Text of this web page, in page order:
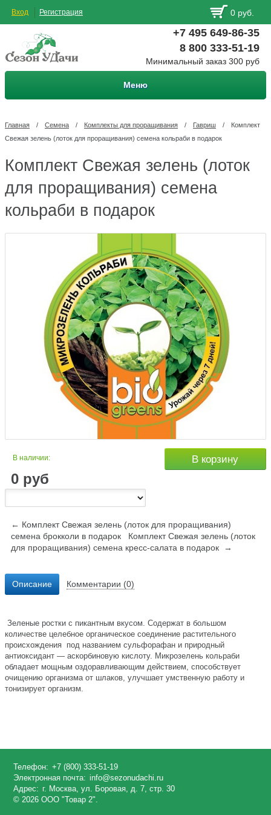
Вход Регистрация 0 руб.
+7 495 649-86-35
8 800 333-51-19
Минимальный заказ 300 руб
Меню
Главная / Семена / Комплекты для проращивания / Гавриш /
Комплект
Свежая зелень (лоток для проращивания) семена кольраби в подарок
Комплект Свежая зелень (лоток
для проращивания) семена
кольраби в подарок
В наличии:
0 руб
В корзину
← Комплект Свежая зелень (лоток для проращивания)
семена брокколи в подарок
Комплект Свежая зелень (лоток
для проращивания) семена кресс-салата в подарок →
Описание Комментарии (0)
Зеленые ростки с пикантным вкусом. Содержат в большом
количестве целебное органическое соединение растительного
происхождения под названием сульфорафан и природный
антиоксидант — аскорбиновую кислоту. Микрозелень кольраби
обладает мощным оздоравливающим действием, способствует
очищению организма от шлаков, улучшает умственную работу и
тонизирует организм.
Телефон: +7 (800) 333-51-19
Электронная почта: info@sezonudachi.ru
Адрес: г. Москва, ул. Боровая, д. 7, стр. 30
© 2026 ООО "Товар 2".